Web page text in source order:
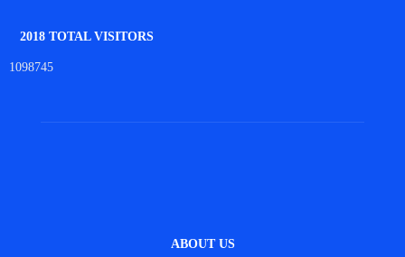
2018 TOTAL VISITORS
1098745
ABOUT US